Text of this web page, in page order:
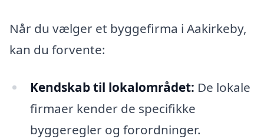
Når du vælger et byggefirma i Aakirkeby,
kan du forvente:
Kendskab til lokalområdet: De lokale
firmaer kender de specifikke
byggeregler og forordninger.